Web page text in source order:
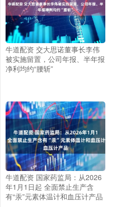
牛道配资 交大思诺董事长李伟
被实施留置，公司年报、半年报
净利均约“腰斩”
牛道配资 国家药监局：从2026
年1月1日起 全面禁止生产含
有“汞”元素体温计和血压计产品